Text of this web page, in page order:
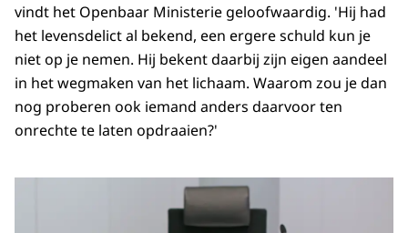
vindt het Openbaar Ministerie geloofwaardig. 'Hij had
het levensdelict al bekend, een ergere schuld kun je
niet op je nemen. Hij bekent daarbij zijn eigen aandeel
in het wegmaken van het lichaam. Waarom zou je dan
nog proberen ook iemand anders daarvoor ten
onrechte te laten opdraaien?'